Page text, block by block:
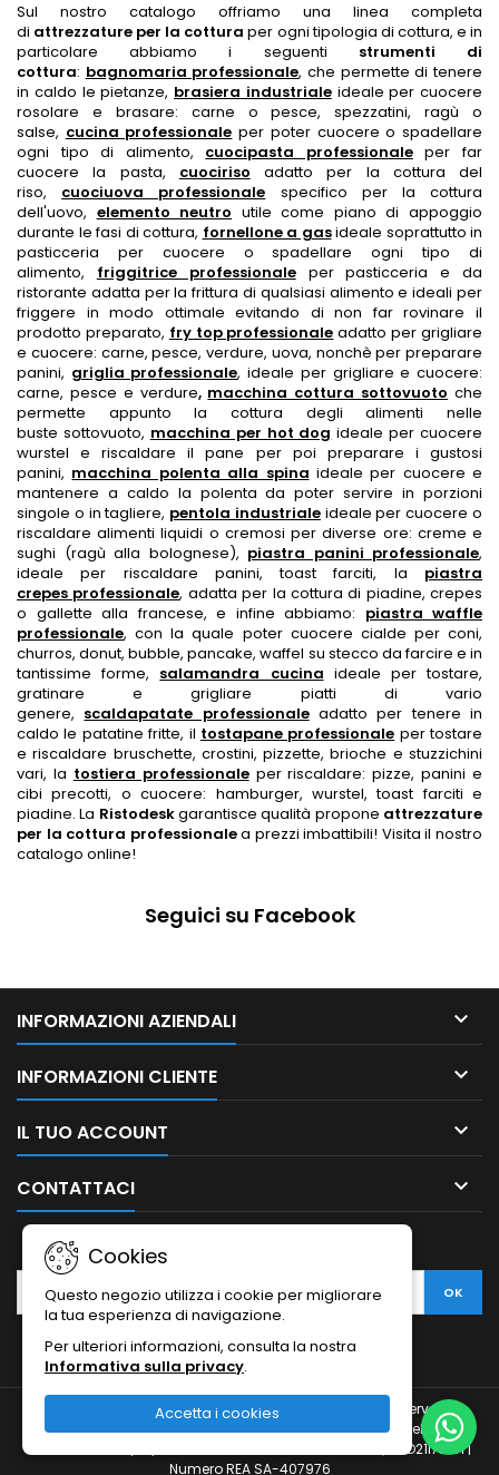
Sul nostro catalogo offriamo una linea completa
di attrezzature per la cottura per ogni tipologia di cottura, e in
particolare abbiamo i seguenti strumenti di
cottura: bagnomaria professionale, che permette di tenere
in caldo le pietanze, brasiera industrialeideale per cuocere
rosolare e brasare: carne o pesce, spezzatini, ragù o
salse, cucina professionale per poter cuocere o spadellare
ogni tipo di alimento, cuocipasta professionaleper far
cuocere la pasta, cuociriso adatto per la cottura del
riso, cuociuova professionale specifico per la cottura
dell'uovo, elemento neutro utile come piano di appoggio
durante le fasi di cottura, fornellone a gasideale soprattutto in
pasticceria per cuocere o spadellare ogni tipo di
alimento, friggitrice professionaleper pasticceria e da
ristorante adatta per la frittura di qualsiasi alimento e ideali per
friggere in modo ottimale evitando di non far rovinare il
prodotto preparato, fry top professionale adatto per grigliare
e cuocere: carne, pesce, verdure, uova, nonchè per preparare
panini, griglia professionale, ideale per grigliare e cuocere:
carne, pesce e verdure, macchina cottura sottovuoto che
permette appunto la cottura degli alimenti nelle
buste sottovuoto, macchina per hot dog ideale per cuocere
wurstel e riscaldare il pane per poi preparare i gustosi
panini, macchina polenta alla spina ideale per cuocere e
mantenere a caldo la polenta da poter servire in porzioni
singole o in tagliere, pentola industrialeideale per cuocere o
riscaldare alimenti liquidi o cremosi per diverse ore: creme e
sughi (ragù alla bolognese), piastra panini professionale,
ideale per riscaldare panini, toast farciti, la piastra
crepes professionale, adatta per la cottura di piadine, crepes
o gallette alla francese, e infine abbiamo: piastra waffle
professionale, con la quale poter cuocere cialde per coni,
churros, donut, bubble, pancake, waffel su stecco da farcire e in
tantissime forme, salamandra cucina ideale per tostare,
gratinare e grigliare piatti di vario
genere, scaldapatate professionaleadatto per tenere in
caldo le patatine fritte, il tostapane professionale per tostare
e riscaldare bruschette, crostini, pizzette, brioche e stuzzichini
vari, la tostiera professionaleper riscaldare: pizze, panini e
cibi precotti, o cuocere: hamburger, wurstel, toast farciti e
piadine. La Ristodeskgarantisce qualità propone attrezzature
per la cottura professionalea prezzi imbattibili! Visita il nostro
catalogo online!
Seguici su Facebook
INFORMAZIONI AZIENDALI 
INFORMAZIONI CLIENTE 
IL TUO ACCOUNT 
CONTATTACI 
Cookies
Questo negozio utilizza i cookie per migliorare
la tua esperienza di navigazione.
Per ulteriori informazioni, consulta la nostra
Informativa sulla privacy.
Accetta i cookies
© Copyright 2010-2026 Ristodesk : tutti i diritti sono riservati |
Ristodesk di Pasquale Di Carluccio | via Francesco Spinelli, 104 |
84088- Siano (SA) | P.IVA 04793260656 e C.F. DCRPQL78D21I720H |
Numero REA SA-407976